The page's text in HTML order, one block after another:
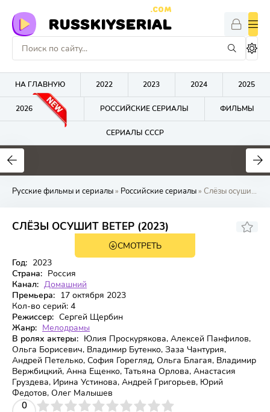
RUSSKIYSERIAL
.COM
НА ГЛАВНУЮ 2022 2023 2024 2025
2026 РОССИЙСКИЕ СЕРИАЛЫ ФИЛЬМЫ
СЕРИАЛЫ СССР
0
Русские фильмы и сериалы» Российские сериалы» Слёзы осушит
СЛЁЗЫ ОСУШИТ ВЕТЕР (2023)
СМОТРЕТЬ
Год: 2023
Страна: Россия
Канал: Домашний
Премьера: 17 октября 2023
Кол-во серий: 4
Режиссер: Сергей Щербин
Жанр: Мелодрамы
В ролях актеры: Юлия Проскурякова, Алексей Панфилов,
Ольга Борисевич, Владимир Бутенко, Заза Чантурия,
Андрей Петелько, София Горегляд, Ольга Благая, Владимир
Вержбицкий, Анна Ещенко, Татьяна Орлова, Анастасия
Груздева, Ирина Устинова, Андрей Григорьев, Юрий
Федотов, Олег Малышев
0
4 5 6 7 8 9 10